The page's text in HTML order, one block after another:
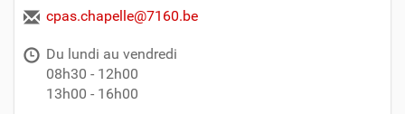
cpas.chapelle@7160.be
Du lundi au vendredi
08h30 - 12h00
13h00 - 16h00